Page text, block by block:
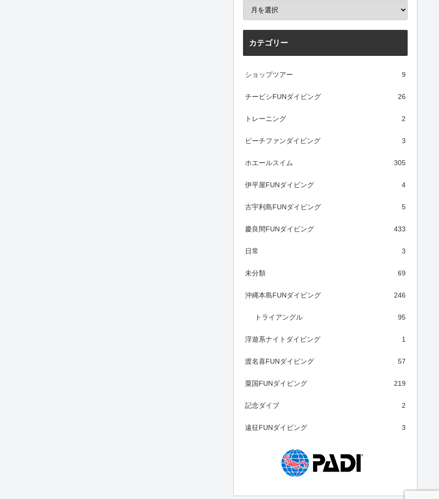
カテゴリー
ショップツアー 9
チービシFUNダイビング 26
トレーニング 2
ビーチファンダイビング 3
ホエールスイム 305
伊平屋FUNダイビング 4
古宇利島FUNダイビング 5
慶良間FUNダイビング 433
日常 3
未分類 69
沖縄本島FUNダイビング 246
トライアングル 95
浮遊系ナイトダイビング 1
渡名喜FUNダイビング 57
粟国FUNダイビング 219
記念ダイブ 2
遠征FUNダイビング 3